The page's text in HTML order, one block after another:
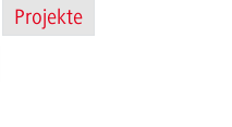
Projekte